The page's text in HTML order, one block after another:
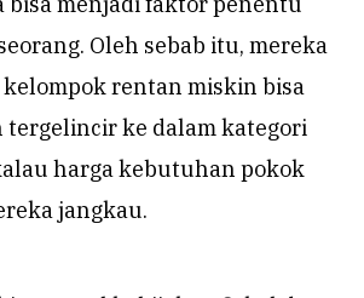
Oleh sebab itu, mereka
rentan miskin bisa
tergelincir ke dalam kategori
harga kebutuhan pokok
jangkau.